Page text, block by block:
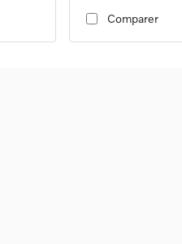
Comparer